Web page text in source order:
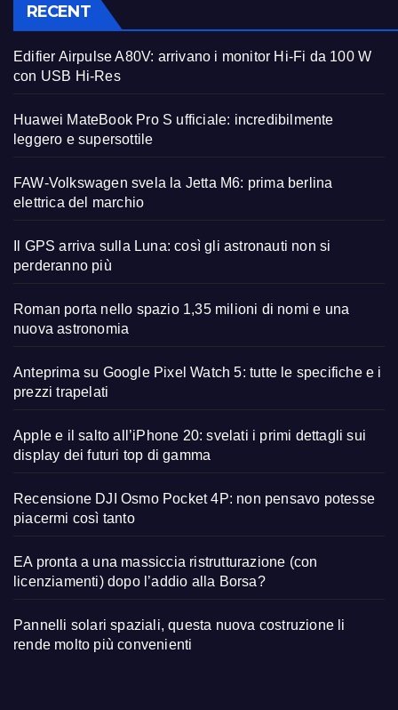
RECENT
Edifier Airpulse A80V: arrivano i monitor Hi-Fi da 100 W
con USB Hi-Res
Huawei MateBook Pro S ufficiale: incredibilmente
leggero e supersottile
FAW-Volkswagen svela la Jetta M6: prima berlina
elettrica del marchio
Il GPS arriva sulla Luna: così gli astronauti non si
perderanno più
Roman porta nello spazio 1,35 milioni di nomi e una
nuova astronomia
Anteprima su Google Pixel Watch 5: tutte le specifiche e i
prezzi trapelati
Apple e il salto all’iPhone 20: svelati i primi dettagli sui
display dei futuri top di gamma
Recensione DJI Osmo Pocket 4P: non pensavo potesse
piacermi così tanto
EA pronta a una massiccia ristrutturazione (con
licenziamenti) dopo l’addio alla Borsa?
Pannelli solari spaziali, questa nuova costruzione li
rende molto più convenienti